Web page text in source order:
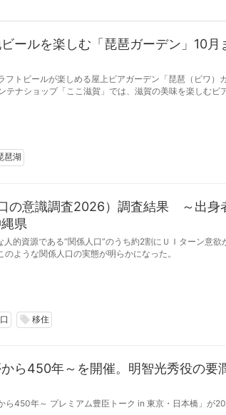
ールを楽しむ「琵琶ガーデン」10月
トビールが楽しめる屋上ビアガーデン「琵琶（ビワ）
琶湖
の意識調査2026）調査結果 ～出身
県
的資源である“関係人口”のうち約2割にＵＩターン意
ような関係人口の実態が明らかになった。
local_offer 移住
ら450年～を開催。明智光秀役の要
450年～ プレミアム豊臣トーク in 東京・日本橋」が